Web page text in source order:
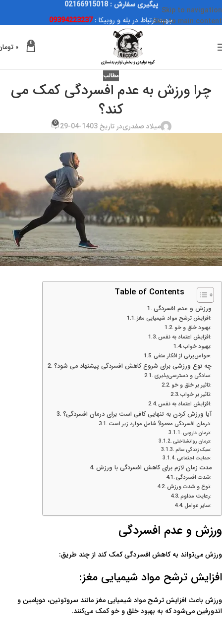
Skip to navigation
Skip to main content
پیگیری سفارش : 02166915018
جهت ارتباط در بله و روبیکا :09394223237
0 ۰
مطالب
چرا ورزش به عدم افسردگی کمک می
کند؟
میلاد صفدریدر تاریخ 1403-04-29 0
Table of Contents
ورزش و عدم افسردگی
افزایش ترشح مواد شیمیایی مغز:
بهبود خلق و خو:
افزایش اعتماد به نفس:
بهبود خواب:
حواس‌پرتی از افکار منفی:
چه نوع ورزشی برای شروع کاهش افسردگی پیشنهاد می شود؟
سادگی و دسترسی‌پذیری:
تاثیر بر خلق و خو:
تاثیر بر خواب:
افزایش اعتماد به نفس:
آیا ورزش کردن به تنهایی کافی است برای درمان افسردگی؟
درمان افسردگی معمولاً شامل موارد زیر است:
درمان دارویی:
درمان روانشناختی:
سبک زندگی سالم:
حمایت اجتماعی:
مدت زمان لازم برای کاهش افسردگی با ورزش
شدت افسردگی:
نوع و شدت ورزش:
رعایت مداوم:
سایر عوامل:
ورزش و عدم افسردگی
ورزش می‌تواند به کاهش افسردگی کمک کند از چند طریق:
افزایش ترشح مواد شیمیایی مغز:
ورزش باعث افزایش ترشح مواد شیمیایی مغز مانند سروتونین، دوپامین و
اندورفین می‌شود که به بهبود خلق و خو کمک می‌کنند.